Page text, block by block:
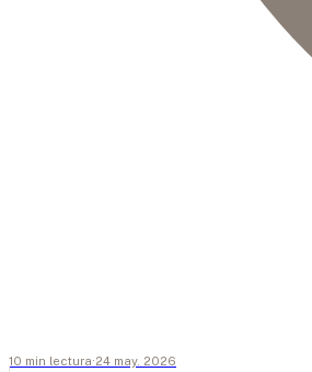
10 min lectura·24 may. 2026